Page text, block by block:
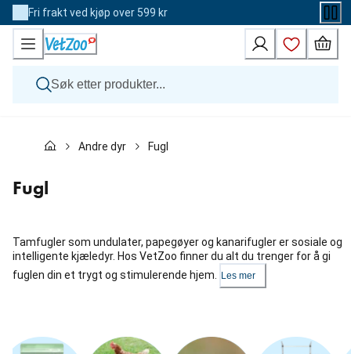
Skip
to
Content
Fri frakt ved kjøp over 599 kr
Katt
Andre dyr
Merker
Andre dyr Fugl
Fugl
Tamfugler som undulater, papegøyer og kanarifugler er sosiale og
intelligente kjæledyr. Hos VetZoo finner du alt du trenger for å gi
fuglen din et trygt og stimulerende hjem.
Les mer
Hopp